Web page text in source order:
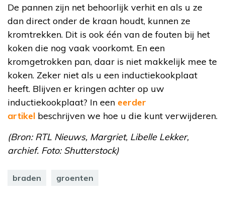
De pannen zijn net behoorlijk verhit en als u ze
dan direct onder de kraan houdt, kunnen ze
kromtrekken. Dit is ook één van de fouten bij het
koken die nog vaak voorkomt. En een
kromgetrokken pan, daar is niet makkelijk mee te
koken. Zeker niet als u een inductiekookplaat
heeft. Blijven er kringen achter op uw
inductiekookplaat? In een eerder
artikel beschrijven we hoe u die kunt verwijderen.
(Bron: RTL Nieuws, Margriet, Libelle Lekker,
archief. Foto: Shutterstock)
braden groenten